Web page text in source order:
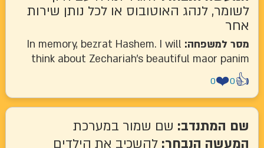
לשומר, לנהג האוטובוס או לכל נותן שירות
אחר
מסר למשפחה: In memory, bezrat Hashem. I will
think about Zechariah's beautiful maor panim
👍
0
❤️
0
שם המתנדב: שם שמור במערכת
המעשה הנבחר: להשכיב את הילדים